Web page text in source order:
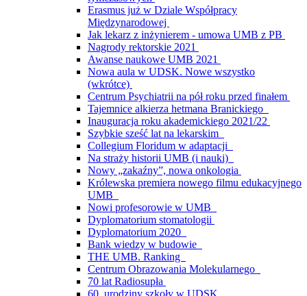
Erasmus już w Dziale Współpracy
Międzynarodowej
Jak lekarz z inżynierem - umowa UMB z PB
Nagrody rektorskie 2021
Awanse naukowe UMB 2021
Nowa aula w UDSK. Nowe wszystko
(wkrótce)
Centrum Psychiatrii na pół roku przed finałem
Tajemnice alkierza hetmana Branickiego
Inauguracja roku akademickiego 2021/22
Szybkie sześć lat na lekarskim
Collegium Floridum w adaptacji
Na straży historii UMB (i nauki)
Nowy „zakaźny”, nowa onkologia
Królewska premiera nowego filmu edukacyjnego
UMB
Nowi profesorowie w UMB
Dyplomatorium stomatologii
Dyplomatorium 2020
Bank wiedzy w budowie
THE UMB. Ranking
Centrum Obrazowania Molekularnego
70 lat Radiosupła
60. urodziny szkoły w UDSK